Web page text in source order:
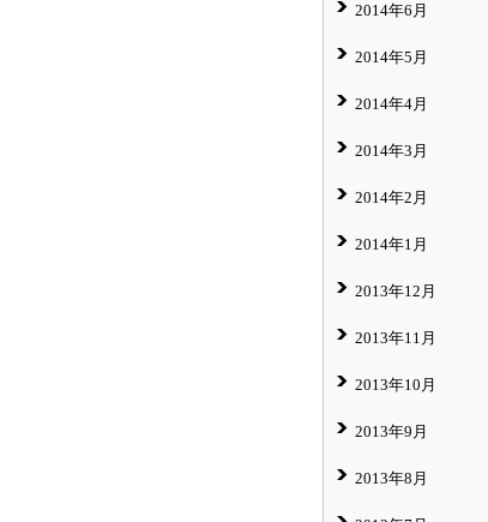
2014年6月
2014年5月
2014年4月
2014年3月
2014年2月
2014年1月
2013年12月
2013年11月
2013年10月
2013年9月
2013年8月